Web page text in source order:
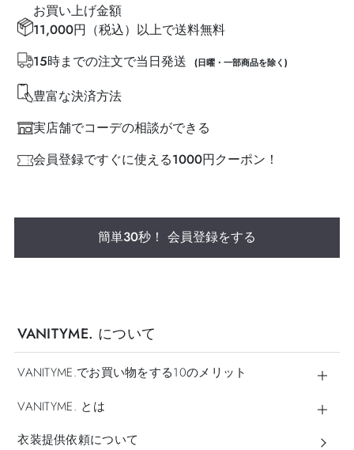
お買い上げ金額
11,000円（税込）以上で送料無料
15時までの注文で当日発送
(日曜・一部商品を除く)
豊富な決済方法
実店舗でコーデの相談ができる
会員登録ですぐに使える1000円クーポン！
簡単30秒！ 会員登録をする
VANITYME. について
VANITYME.でお買い物をする10のメリット
VANITYME. とは
衣装提供依頼について